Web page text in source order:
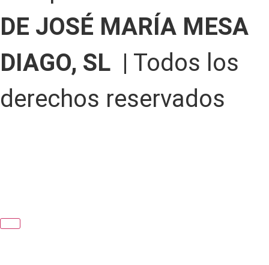
DE JOSÉ MARÍA MESA
DIAGO, SL | Todos los
derechos reservados